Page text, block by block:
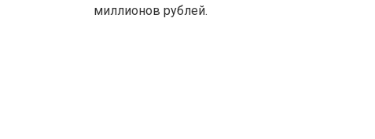
миллионов рублей.